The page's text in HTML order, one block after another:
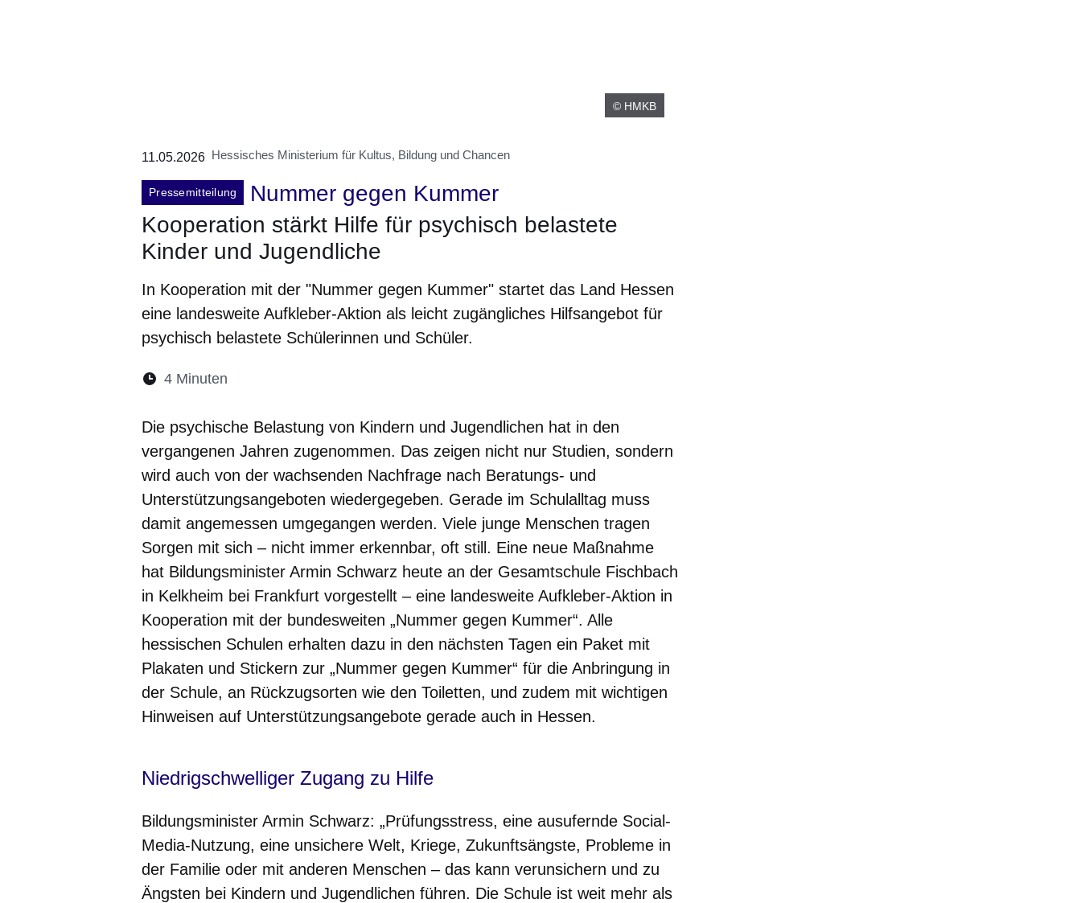
© HMKB
11.05.2026 Hessisches Ministerium für Kultus, Bildung und Chancen
Pressemitteilung
Nummer gegen Kummer
Kooperation stärkt Hilfe für psychisch belastete
Kinder und Jugendliche
In Kooperation mit der "Nummer gegen Kummer" startet das Land Hessen
eine landesweite Aufkleber-Aktion als leicht zugängliches Hilfsangebot für
psychisch belastete Schülerinnen und Schüler.
Lesedauer:
4 Minuten
Die psychische Belastung von Kindern und Jugendlichen hat in den
vergangenen Jahren zugenommen. Das zeigen nicht nur Studien, sondern
wird auch von der wachsenden Nachfrage nach Beratungs- und
Unterstützungsangeboten wiedergegeben. Gerade im Schulalltag muss
damit angemessen umgegangen werden. Viele junge Menschen tragen
Sorgen mit sich – nicht immer erkennbar, oft still. Eine neue Maßnahme
hat Bildungsminister Armin Schwarz heute an der Gesamtschule Fischbach
in Kelkheim bei Frankfurt vorgestellt – eine landesweite Aufkleber-Aktion in
Kooperation mit der bundesweiten „Nummer gegen Kummer“. Alle
hessischen Schulen erhalten dazu in den nächsten Tagen ein Paket mit
Plakaten und Stickern zur „Nummer gegen Kummer“ für die Anbringung in
der Schule, an Rückzugsorten wie den Toiletten, und zudem mit wichtigen
Hinweisen auf Unterstützungsangebote gerade auch in Hessen.
Niedrigschwelliger Zugang zu Hilfe
Bildungsminister Armin Schwarz: „Prüfungsstress, eine ausufernde Social-
Media-Nutzung, eine unsichere Welt, Kriege, Zukunftsängste, Probleme in
der Familie oder mit anderen Menschen – das kann verunsichern und zu
Ängsten bei Kindern und Jugendlichen führen. Die Schule ist weit mehr als